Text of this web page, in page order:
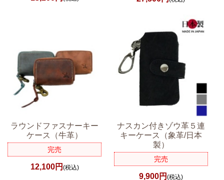
ラウンドファスナーキー
ケース（牛革）
完売
12,100円 (税込)
ナスカン付きゾウ革５連
キーケース（象革/日本
製）
完売
9,900円 (税込)